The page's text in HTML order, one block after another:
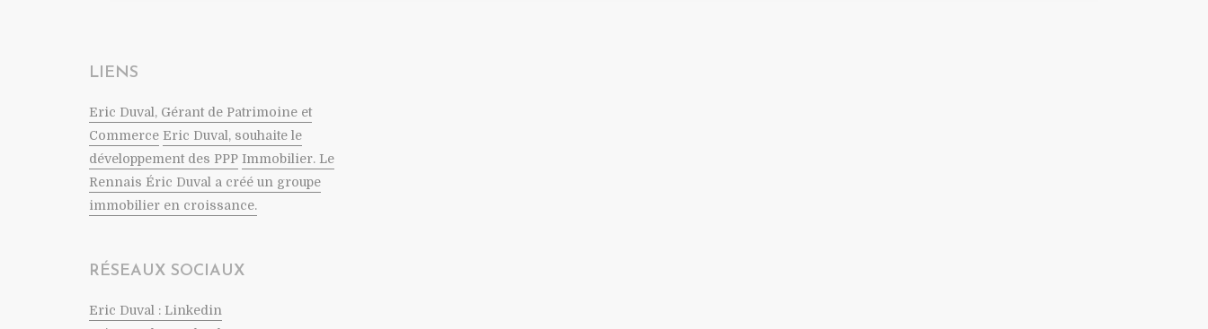
LIENS
Eric Duval, Gérant de Patrimoine et
Commerce Eric Duval, souhaite le
développement des PPP Immobilier. Le
Rennais Éric Duval a créé un groupe
immobilier en croissance.
RÉSEAUX SOCIAUX
Eric Duval : Linkedin